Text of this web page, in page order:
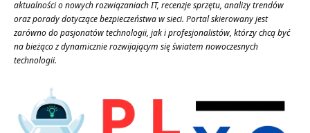
aktualności o nowych rozwiązaniach IT, recenzje sprzętu, analizy trendów
oraz porady dotyczące bezpieczeństwa w sieci. Portal skierowany jest
zarówno do pasjonatów technologii, jak i profesjonalistów, którzy chcą być
na bieżąco z dynamicznie rozwijającym się światem nowoczesnych
technologii.